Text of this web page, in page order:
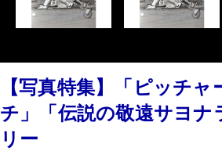
【写真特集】「ピッチ
チ」「伝説の敬遠サヨ
リー